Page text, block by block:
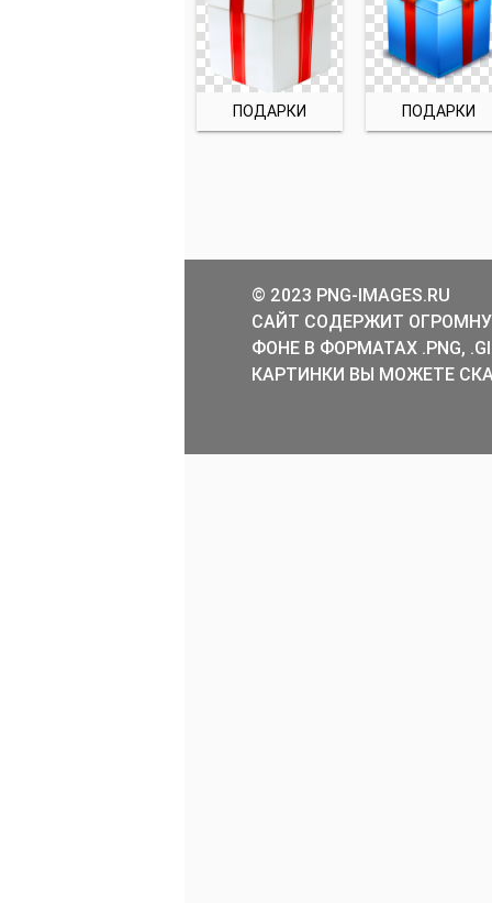
ПОДАРКИ ПОДАРКИ
© 2023 PNG-IMAGES.RU
САЙТ СОДЕРЖИТ
ФОНЕ В ФОРМАТАХ .PNG,
КАРТИНКИ ВЫ МОЖЕТЕ